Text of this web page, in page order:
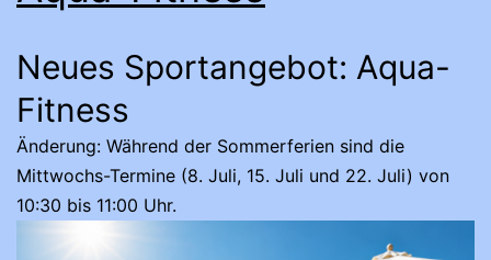
Neues Sportangebot: Aqua-
Fitness
Änderung: Während der Sommerferien sind die
Mittwochs-Termine (8. Juli, 15. Juli und 22. Juli) von
10:30 bis 11:00 Uhr.